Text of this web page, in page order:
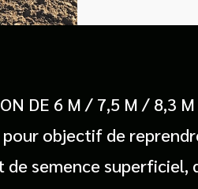
DE 6 M / 7,5 M / 8,3
objectif de
semence superficiel,